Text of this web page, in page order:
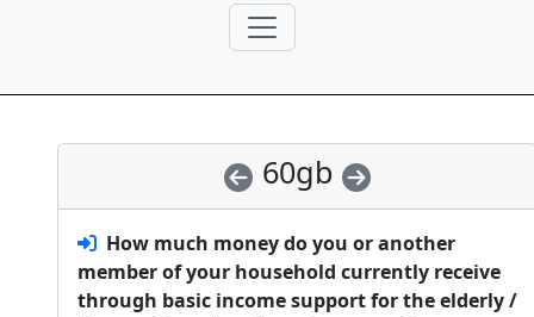
60gb
How much money do you or another
member of your household currently receive
through basic income support for the elderly /